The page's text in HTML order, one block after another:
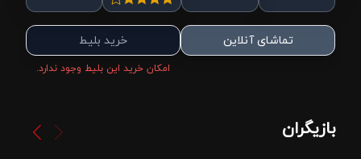
تماشای آنلاین خرید بلیط
امکان خرید این بلیط وجود ندارد.
بازیگران